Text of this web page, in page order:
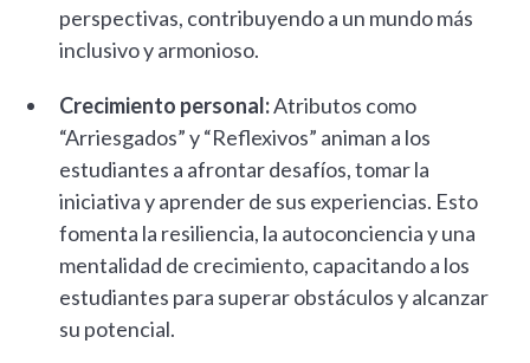
perspectivas, contribuyendo a un mundo más
inclusivo y armonioso.
Crecimiento personal:Atributos como
“Arriesgados” y “Reflexivos” animan a los
estudiantes a afrontar desafíos, tomar la
iniciativa y aprender de sus experiencias. Esto
fomenta la resiliencia, la autoconciencia y una
mentalidad de crecimiento, capacitando a los
estudiantes para superar obstáculos y alcanzar
su potencial.